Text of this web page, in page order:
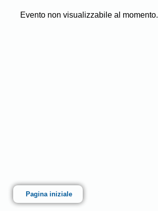
Evento non visualizzabile al momento.